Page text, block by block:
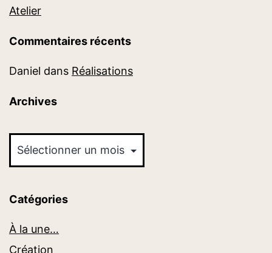
Atelier
Commentaires récents
Daniel dans Réalisations
Archives
Catégories
À la une…
Création